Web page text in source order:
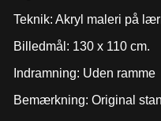
Teknik: Akryl maleri på
Billedmål: 130 x 110 cm.
Indramning: Uden ramme
Bemærkning: Original